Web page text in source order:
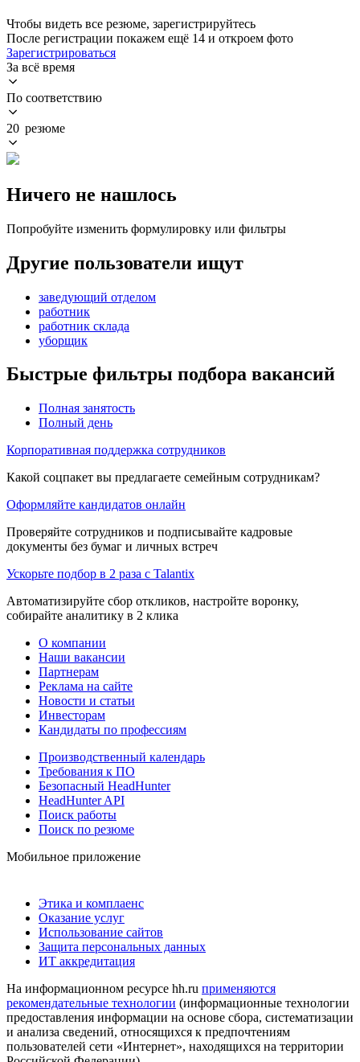
Чтобы видеть все резюме, зарегистрируйтесь
После регистрации покажем ещё 14 и откроем фото
Зарегистрироваться
За всё время
По соответствию
20 резюме
Ничего не нашлось
Попробуйте изменить формулировку или фильтры
Другие пользователи ищут
заведующий отделом
работник
работник склада
уборщик
Быстрые фильтры подбора вакансий
Полная занятость
Полный день
Корпоративная поддержка сотрудников
Какой соцпакет вы предлагаете семейным сотрудникам?
Оформляйте кандидатов онлайн
Проверяйте сотрудников и подписывайте кадровые
документы без бумаг и личных встреч
Ускорьте подбор в 2 раза с Talantix
Автоматизируйте сбор откликов, настройте воронку,
собирайте аналитику в 2 клика
О компании
Наши вакансии
Партнерам
Реклама на сайте
Новости и статьи
Инвесторам
Кандидаты по профессиям
Производственный календарь
Требования к ПО
Безопасный HeadHunter
HeadHunter API
Поиск работы
Поиск по резюме
Мобильное приложение
Этика и комплаенс
Оказание услуг
Использование сайтов
Защита персональных данных
ИТ аккредитация
На информационном ресурсе hh.ru применяются
рекомендательные технологии (информационные технологии
предоставления информации на основе сбора, систематизации
и анализа сведений, относящихся к предпочтениям
пользователей сети «Интернет», находящихся на территории